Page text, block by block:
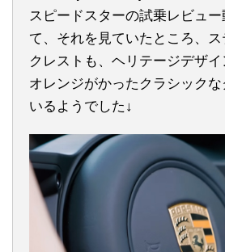
スピードスターの試乗レビュ
て、それを見ていたところ、
クレストも、ヘリテージデザ
オレンジがかったクラシック
いるようでした↓